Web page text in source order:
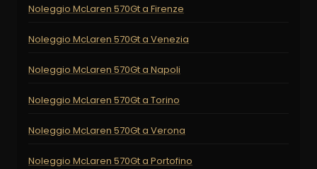
Noleggio McLaren 570Gt a Firenze
Noleggio McLaren 570Gt a Venezia
Noleggio McLaren 570Gt a Napoli
Noleggio McLaren 570Gt a Torino
Noleggio McLaren 570Gt a Verona
Noleggio McLaren 570Gt a Portofino